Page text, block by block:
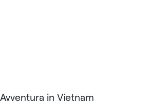
Avventura in Vietnam